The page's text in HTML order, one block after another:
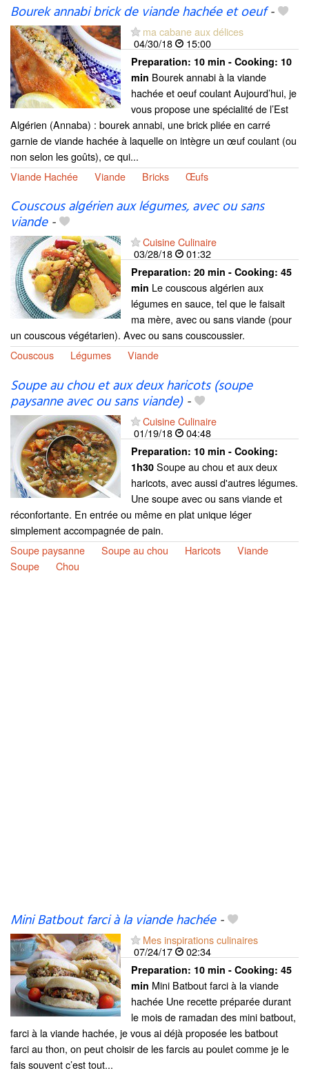
Bourek annabi brick de viande hachée et oeuf-
ma cabane aux délices
04/30/18
15:00
Preparation: 10 min - Cooking: 10
min Bourek annabi à la viande
hachée et oeuf coulant Aujourd’hui, je
vous propose une spécialité de l’Est
Algérien (Annaba) : bourek annabi, une brick pliée en carré
garnie de viande hachée à laquelle on intègre un œuf coulant (ou
non selon les goûts), ce qui...
Viande Hachée
Viande Bricks Œufs
Couscous algérien aux légumes, avec ou sans
viande-
Cuisine Culinaire
03/28/18
01:32
Preparation: 20 min - Cooking: 45
min Le couscous algérien aux
légumes en sauce, tel que le faisait
ma mère, avec ou sans viande (pour
un couscous végétarien). Avec ou sans couscoussier.
Couscous
Légumes Viande
Soupe au chou et aux deux haricots (soupe
paysanne avec ou sans viande)-
Cuisine Culinaire
01/19/18
04:48
Preparation: 10 min - Cooking:
1h30 Soupe au chou et aux deux
haricots, avec aussi d'autres légumes.
Une soupe avec ou sans viande et
réconfortante. En entrée ou même en plat unique léger
simplement accompagnée de pain.
Soupe paysanne
Soupe au chou Haricots
Viande
Soupe
Chou
Mini Batbout farci à la viande hachée-
Mes inspirations culinaires
07/24/17
02:34
Preparation: 10 min - Cooking: 45
min Mini Batbout farci à la viande
hachée Une recette préparée durant
le mois de ramadan des mini batbout,
farci à la viande hachée, je vous ai déjà proposée les batbout
farci au thon, on peut choisir de les farcis au poulet comme je le
fais souvent c’est tout...